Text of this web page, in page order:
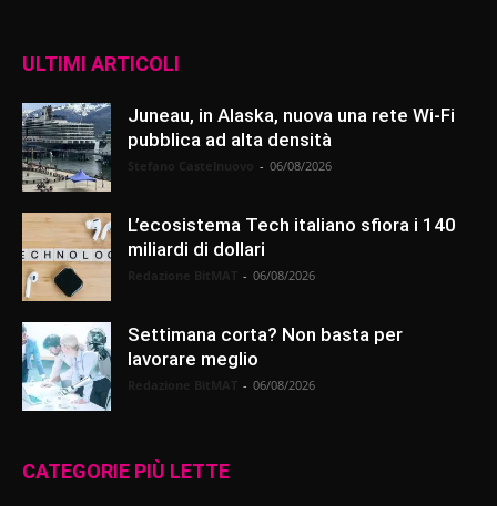
ULTIMI ARTICOLI
Juneau, in Alaska, nuova una rete Wi-Fi
pubblica ad alta densità
- 06/08/2026
L’ecosistema Tech italiano sfiora i 140
miliardi di dollari
- 06/08/2026
Settimana corta? Non basta per
lavorare meglio
- 06/08/2026
CATEGORIE PIÙ LETTE